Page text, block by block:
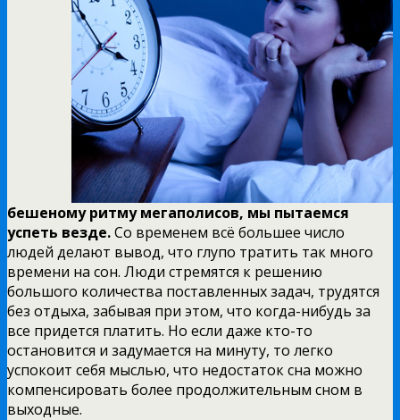
бешеному ритму мегаполисов, мы пытаемся
успеть везде.Со временем всё большее число
людей делают вывод, что глупо тратить так много
времени на сон. Люди стремятся к решению
большого количества поставленных задач, трудятся
без отдыха, забывая при этом, что когда-нибудь за
все придется платить. Но если даже кто-то
остановится и задумается на минуту, то легко
успокоит себя мыслью, что недостаток сна можно
компенсировать более продолжительным сном в
выходные.